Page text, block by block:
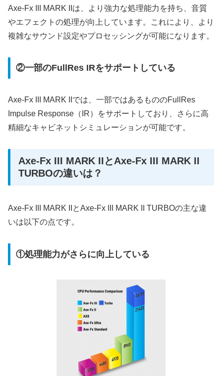
Axe-Fx III MARK IIは、より強力な処理能力を持ち、音質
やエフェクトの処理が向上しています。これにより、より
複雑なサウンド設定やプロセッシングが可能になります。
②一部のFullRes IRをサポートしている
Axe-Fx III MARK IIでは、一部ではあるもののFullRes
Impulse Response（IR）をサポートしており、さらに高
精細なキャビネットシミュレーションが可能です。
Axe-Fx III MARK IIとAxe-Fx III MARK II
TURBOの違いは？
Axe-Fx III MARK IIとAxe-Fx III MARK II TURBOの主な違
いは以下の点です。
①処理能力がさらに向上している